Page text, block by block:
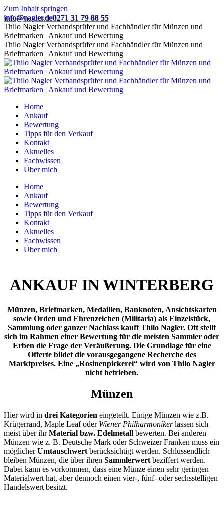
Zum Inhalt springen
info@nagler.de0271 31 79 88 55
Thilo Nagler Verbandsprüfer und Fachhändler für Münzen und
Briefmarken | Ankauf und Bewertung
Thilo Nagler Verbandsprüfer und Fachhändler für Münzen und
Briefmarken | Ankauf und Bewertung
Home
Ankauf
Bewertung
Tipps für den Verkauf
Kontakt
Aktuelles
Fachwissen
Über mich
Home
Ankauf
Bewertung
Tipps für den Verkauf
Kontakt
Aktuelles
Fachwissen
Über mich
ANKAUF IN WINTERBERG
Münzen, Briefmarken, Medaillen, Banknoten, Ansichtskarten
sowie Orden und Ehrenzeichen (Militaria) als Einzelstück,
Sammlung oder ganzer Nachlass kauft Thilo Nagler. Oft stellt
sich im Rahmen einer Bewertung für die meisten Sammler oder
Erben die Frage der Veräußerung. Die Grundlage für eine
Offerte bildet die vorausgegangene Recherche des
Marktpreises. Eine „Rosinenpickerei“ wird von Thilo Nagler
nicht betrieben.
Münzen
Hier wird in drei Kategorien eingeteilt. Einige Münzen wie z.B.
Krügerrand, Maple Leaf oder Wiener Philharmonikerlassen sich
meist über ihrMaterial bzw. Edelmetall bewerten. Bei anderen
Münzen wie z. B. Deutsche Mark oder Schweizer Franken muss ein
möglicherUmtauschwert berücksichtigt werden. Schlussendlich
bleiben Münzen, die über ihren Sammlerwert beziffert werden.
Dabei kann es vorkommen, dass eine Münze einen sehr geringen
Materialwert hat, aber dennoch einen vier-, fünf- oder sechsstelligen
Handelswert besitzt.